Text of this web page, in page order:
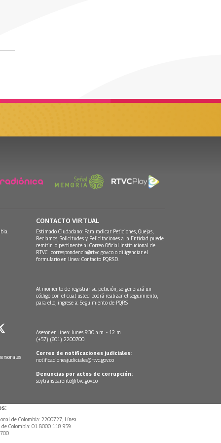
CONTACTO VIRTUAL
Estimado Ciudadano: Para radicar Peticiones, Quejas,
Reclamos, Solicitudes y Felicitaciones a la Entidad puede
remitir lo pertinente al Correo Oficial Institucional de
RTVC correspondencia@rtvc.gov.co o diligenciar el
formulario en línea: Contacto PQRSD.
Al momento de registrar su petición, se generará un
código con el cual usted podrá realizar el seguimiento,
para ello, ingrese a: Seguimiento de PQRS
Asesor en línea: lunes 9:30 a.m. - 12 m
(+57) (601) 2200700
Correo de notificaciones judiciales:
notificacionesjudiciales@rtvc.gov.co
Denuncias por actos de corrupción:
soytransparente@rtvc.gov.co
de Colombia: 2200727, Línea
Colombia: 01 8000 118 959.